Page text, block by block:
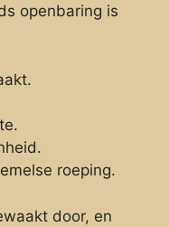
openbaring is
roeping.
door, en